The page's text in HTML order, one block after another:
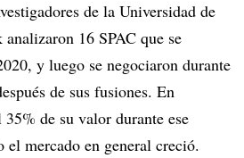
de la Universidad de
16 SPAC que se
y luego se negociaron durante
de sus fusiones. En
de su valor durante ese
mercado en general creció.